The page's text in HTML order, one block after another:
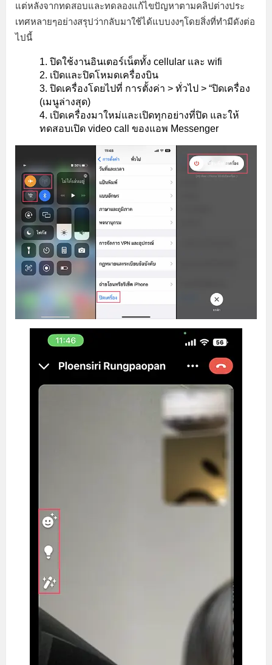
แต่หลังจากทดสอบและทดลองแก้ไขปัญหาตามคลิปต่างประ
เทศหลายๆอย่างสรุปว่ากลับมาใช้ได้แบบงงๆโดยสิ่งที่ทำมีดังต่อ
ไปนี้
ปิดใช้งานอินเตอร์เน็ตทั้ง cellular และ wifi
เปิดและปิดโหมดเครื่องบิน
ปิดเครื่องโดยไปที่ การตั้งค่า > ทั่วไป > “ปิดเครื่อง
(เมนูล่างสุด)
เปิดเครื่องมาใหม่และเปิดทุกอย่างที่ปิด และให้
ทดสอบเปิด video call ของแอพ Messenger